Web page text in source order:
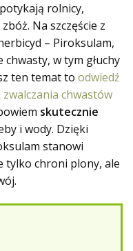
rolnicy,
Na szczęście z
– Piroksulam,
w tym głuchy
ten temat to odwiedź
chwastów
skutecznie
i wody. Dzięki
stanowi
tylko chroni plony, ale